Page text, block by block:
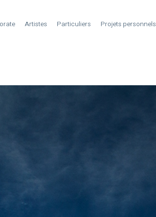
Artistes Particuliers Projets personnels